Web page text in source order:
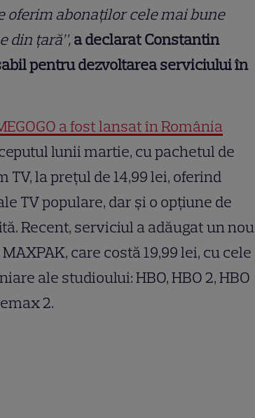
oferim abonaților cele mai bune
din țară”,a declarat Constantin
pentru dezvoltarea serviciului în
a fost lansat în România
lunii martie, cu pachetul de
TV, la preţul de 14,99 lei, oferind
TV populare, dar şi o opţiune de
Recent, serviciul a adăugat un nou
care costă 19,99 lei, cu cele
ale studioului: HBO, HBO 2, HBO
2.